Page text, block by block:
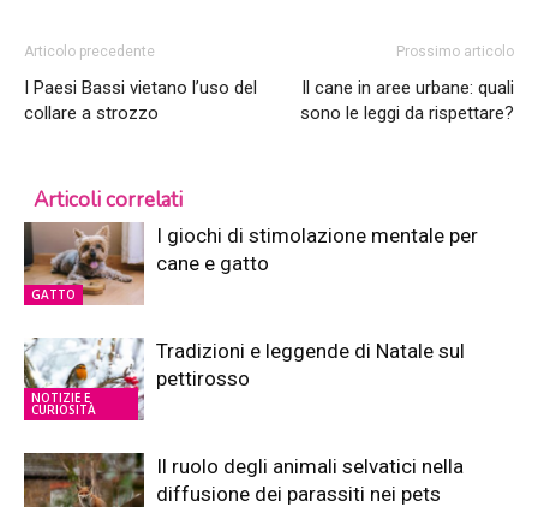
Articolo precedente
I Paesi Bassi vietano l’uso del
collare a strozzo
Prossimo articolo
Il cane in aree urbane: quali
sono le leggi da rispettare?
Articoli correlati
GATTO
I giochi di stimolazione mentale per
cane e gatto
NOTIZIE E
CURIOSITÀ
Tradizioni e leggende di Natale sul
pettirosso
Il ruolo degli animali selvatici nella
diffusione dei parassiti nei pets